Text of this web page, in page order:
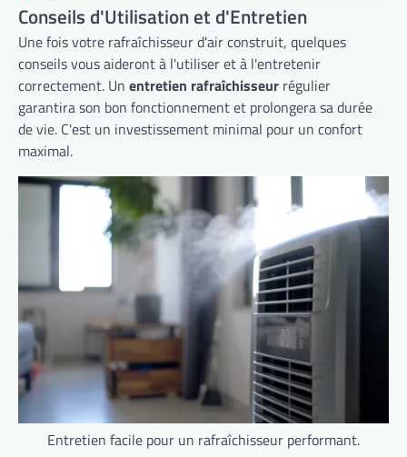
Conseils d'Utilisation et d'Entretien
Une fois votre rafraîchisseur d'air construit, quelques
conseils vous aideront à l'utiliser et à l'entretenir
correctement. Un entretien rafraîchisseur régulier
garantira son bon fonctionnement et prolongera sa durée
de vie. C'est un investissement minimal pour un confort
maximal.
Entretien facile pour un rafraîchisseur performant.